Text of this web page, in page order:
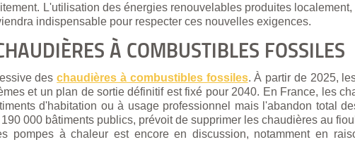
L'utilisation des énergies renouvelables produites
indispensable pour respecter ces nouvelles exigences.
À COMBUSTIBLES FOSSILES
deschaudières à combustibles fossiles. À partir de 2025,
et un plan de sortie définitif est fixé pour 2040. En France, les
d'habitation ou à usage professionnel mais l'abandon total
000 bâtiments publics, prévoit de supprimer les chaudières au
pompes à chaleur est encore en discussion, notamment en